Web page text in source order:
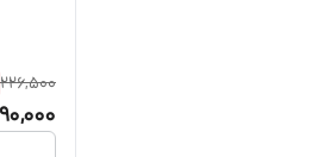
226,500